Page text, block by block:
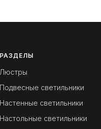
РАЗДЕЛЫ
Люстры
Подвесные светильники
Настенные светильники
Настольные светильники